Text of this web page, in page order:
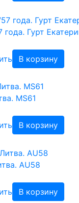
Гурт
В корзину
MS61
В корзину
AU58
В корзину